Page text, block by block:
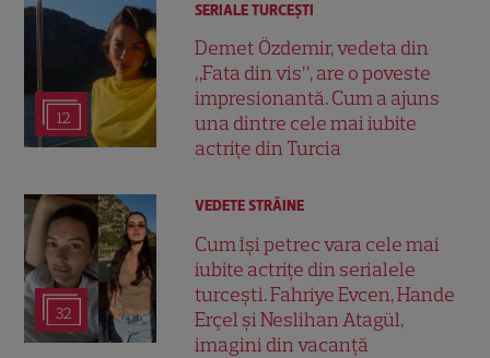
12
SERIALE TURCEŞTI
Demet Özdemir, vedeta din
„Fata din vis”, are o poveste
impresionantă. Cum a ajuns
una dintre cele mai iubite
actrițe din Turcia
32
VEDETE STRĂINE
Cum își petrec vara cele mai
iubite actrițe din serialele
turcești. Fahriye Evcen, Hande
Erçel și Neslihan Atagül,
imagini din vacanță